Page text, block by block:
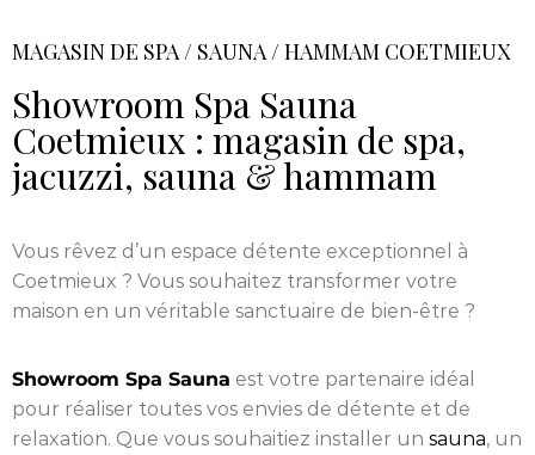
MAGASIN DE SPA / SAUNA / HAMMAM COETMIEUX
Showroom Spa Sauna
Coetmieux : magasin de spa,
jacuzzi, sauna & hammam
Vous rêvez d’un espace détente exceptionnel à
Coetmieux ? Vous souhaitez transformer votre
maison en un véritable sanctuaire de bien-être ?
Showroom Spa Sauna est votre partenaire idéal
pour réaliser toutes vos envies de détente et de
relaxation. Que vous souhaitiez installer un sauna, un